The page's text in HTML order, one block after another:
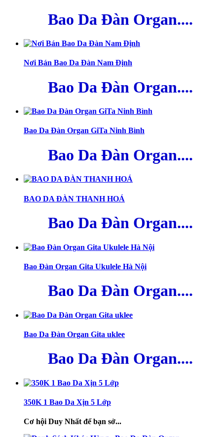
Bao Da Đàn Organ....
Nơi Bán Bao Da Đàn Nam Định
Bao Da Đàn Organ....
Bao Da Đàn Organ GiTa Ninh Bình
Bao Da Đàn Organ....
BAO DA ĐÀN THANH HOÁ
Bao Da Đàn Organ....
Bao Đàn Organ Gita Ukulele Hà Nội
Bao Da Đàn Organ....
Bao Da Đàn Organ Gita uklee
Bao Da Đàn Organ....
350K 1 Bao Da Xịn 5 Lớp
Cơ hội Duy Nhất để bạn sở...